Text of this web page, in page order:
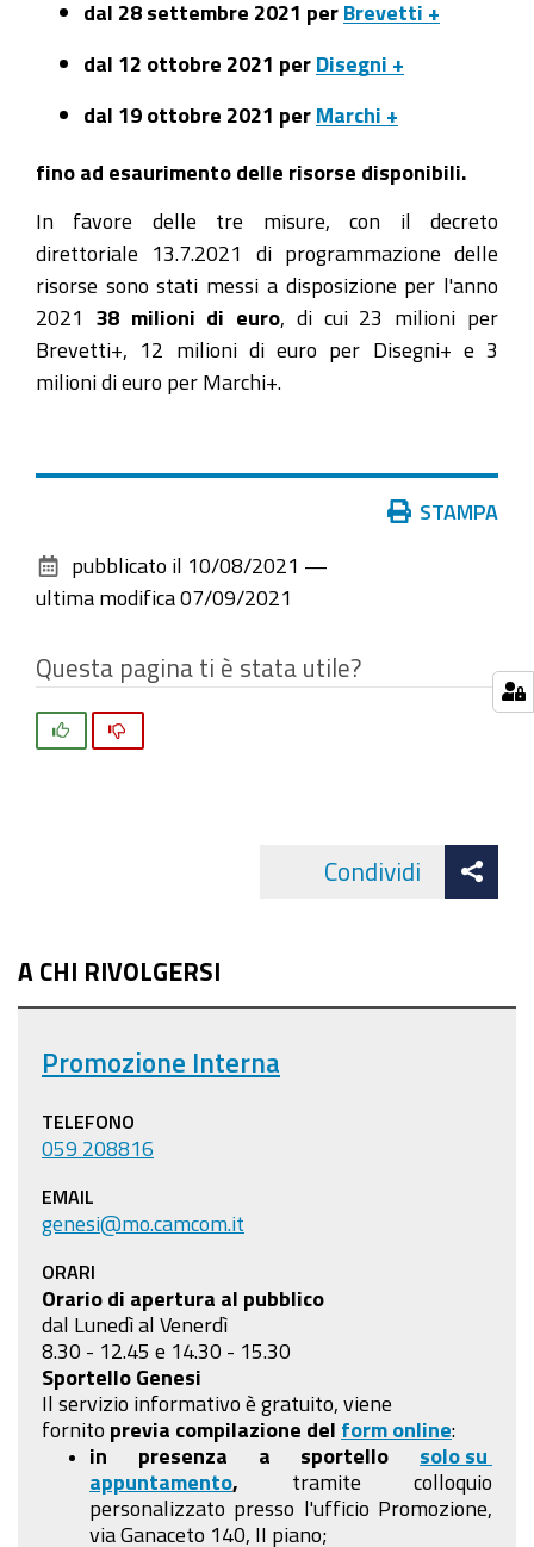
dal 28 settembre 2021 per Brevetti +
dal 12 ottobre 2021 per Disegni +
dal 19 ottobre 2021 per Marchi +
fino ad esaurimento delle risorse disponibili.
In favore delle tre misure, con il decreto
direttoriale 13.7.2021 di programmazione delle
risorse sono stati messi a disposizione per l'anno
2021 38 milioni di euro , di cui 23 milioni per
Brevetti+, 12 milioni di euro per Disegni+ e 3
milioni di euro per Marchi+.
documento
STAMPA
pubblicato il 10/08/2021 —
ultima modifica 07/09/2021
Questa pagina ti è stata utile?
Condividi
A CHI RIVOLGERSI
Promozione Interna
TELEFONO
059 208816
EMAIL
genesi@mo.camcom.it
ORARI
Orario di apertura al pubblico
dal Lunedì al Venerdì
8.30 - 12.45 e 14.30 - 15.30
Sportello Genesi
Il servizio informativo è gratuito, viene
fornito previa compilazione del form online:
in presenza a sportello solo su
appuntamento, tramite colloquio
personalizzato presso l'ufficio Promozione,
via Ganaceto 140, II piano;